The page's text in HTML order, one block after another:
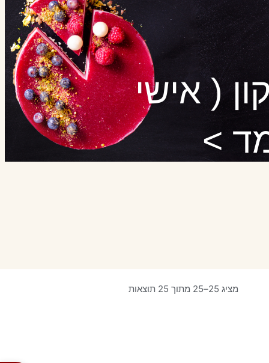
( אישי
>
מציג 25–25 מתוך 25 תוצאות